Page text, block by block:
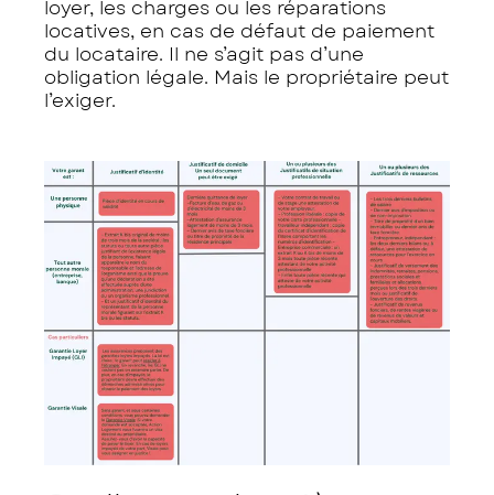
loyer, les charges ou les réparations
locatives, en cas de défaut de paiement
du locataire. Il ne s’agit pas d’une
obligation légale. Mais le propriétaire peut
l’exiger.